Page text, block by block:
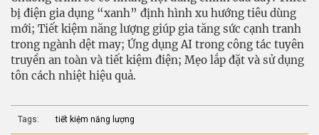
bị điện gia dụng “xanh” định hình xu hướng tiêu dùng
mới; Tiết kiệm năng lượng giúp gia tăng sức cạnh tranh
trong ngành dệt may; Ứng dụng AI trong công tác tuyên
truyền an toàn và tiết kiệm điện; Mẹo lắp đặt và sử dụng
tôn cách nhiệt hiệu quả.
Tags: tiết kiệm năng lượng